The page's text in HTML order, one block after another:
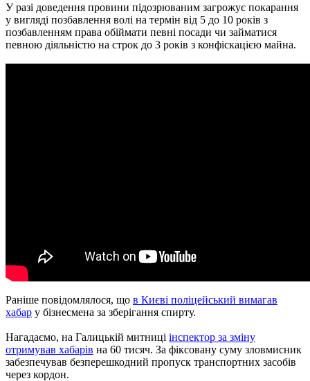
У разі доведення провини підозрюваним загрожує покарання
у вигляді позбавлення волі на термін від 5 до 10 років з
позбавленням права обіймати певні посади чи займатися
певною діяльністю на строк до 3 років з конфіскацією майна.
Раніше повідомлялося, що в Києві поліцейський вимагав
хабар у бізнесмена за зберігання спирту.
Нагадаємо, на Галицькій митниці інспектор за зміну
отримував хабарів на 60 тисяч. За фіксовану суму зловмисник
забезпечував безперешкодний пропуск транспортних засобів
через кордон.